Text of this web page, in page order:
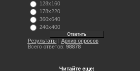
128x160
178x220
360x640
240x400
Результаты | Архив опросов
Всего ответов: 98878
Читайте еще: